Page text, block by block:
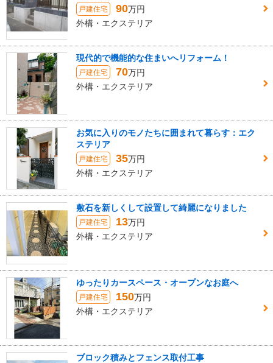
戸建住宅 90万円
外構・エクステリア
現代的で機能的な住まいへリフォーム！
戸建住宅 70万円
外構・エクステリア
お気に入りのモノたちに囲まれて暮らす：エク
ステリア
戸建住宅 35万円
外構・エクステリア
敷石を新しくして設置して綺麗になりました
戸建住宅 13万円
外構・エクステリア
ゆったりカースペース・オープンなお庭へ
戸建住宅 150万円
外構・エクステリア
ブロック積みとフェンス取付工事